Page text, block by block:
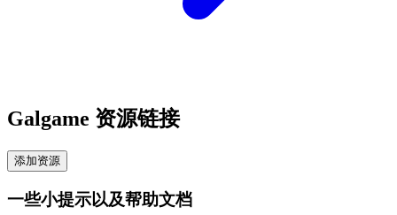
Galgame 资源链接
添加资源
一些小提示以及帮助文档